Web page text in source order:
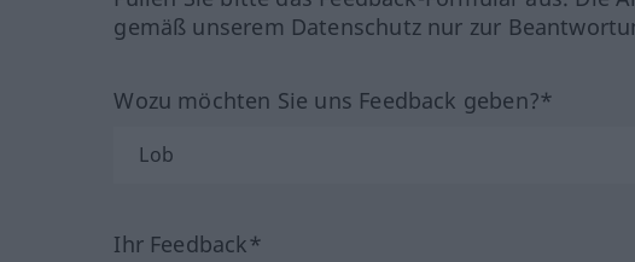
gemäß unserem Datenschutz nur zur
Wozu möchten Sie uns Feedback geben?*
Ihr Feedback*